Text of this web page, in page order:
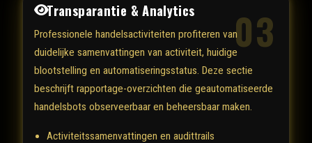
03
Transparantie & Analytics
Professionele handelsactiviteiten profiteren van
duidelijke samenvattingen van activiteit, huidige
blootstelling en automatiseringsstatus. Deze sectie
beschrijft rapportage-overzichten die geautomatiseerde
handelsbots observeerbaar en beheersbaar maken.
Activiteitssamenvattingen en audittrails